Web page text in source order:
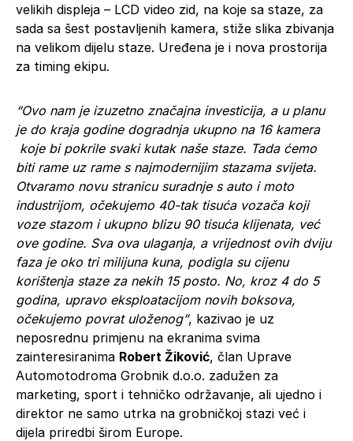
velikih displeja – LCD video zid, na koje sa staze, za
sada sa šest postavljenih kamera, stiže slika zbivanja
na velikom dijelu staze. Uređena je i nova prostorija
za timing ekipu.
“Ovo nam je izuzetno značajna investicija, a u planu
je do kraja godine dogradnja ukupno na 16 kamera
koje bi pokrile svaki kutak naše staze. Tada ćemo
biti rame uz rame s najmodernijim stazama svijeta.
Otvaramo novu stranicu suradnje s auto i moto
industrijom, očekujemo 40-tak tisuća vozača koji
voze stazom i ukupno blizu 90 tisuća klijenata, već
ove godine. Sva ova ulaganja, a vrijednost ovih dviju
faza je oko tri milijuna kuna, podigla su cijenu
korištenja staze za nekih 15 posto. No, kroz 4 do 5
godina, upravo eksploatacijom novih boksova,
očekujemo povrat uloženog”, kazivao je uz
neposrednu primjenu na ekranima svima
zainteresiranima Robert Žiković, član Uprave
Automotodroma Grobnik d.o.o. zadužen za
marketing, sport i tehničko održavanje, ali ujedno i
direktor ne samo utrka na grobničkoj stazi već i
dijela priredbi širom Europe.